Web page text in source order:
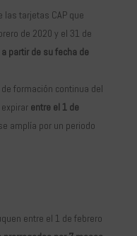
las tarjetas CAP que
de 2020 y el 31 de
partir de su fecha de
formación continua del
entre el 1 de
amplía por un periodo
entre el 1 de febrero